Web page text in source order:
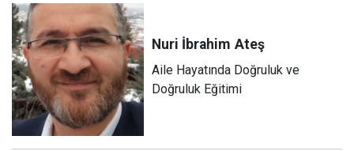
Nuri İbrahim Ateş
Aile Hayatında Doğruluk ve
Doğruluk Eğitimi